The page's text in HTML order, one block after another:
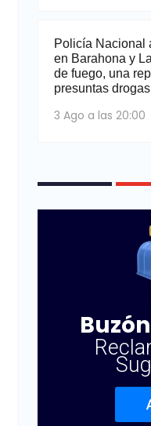
Policía Nacional
en Barahona y
de fuego, una
presuntas drogas
3 Ago a las 20:00